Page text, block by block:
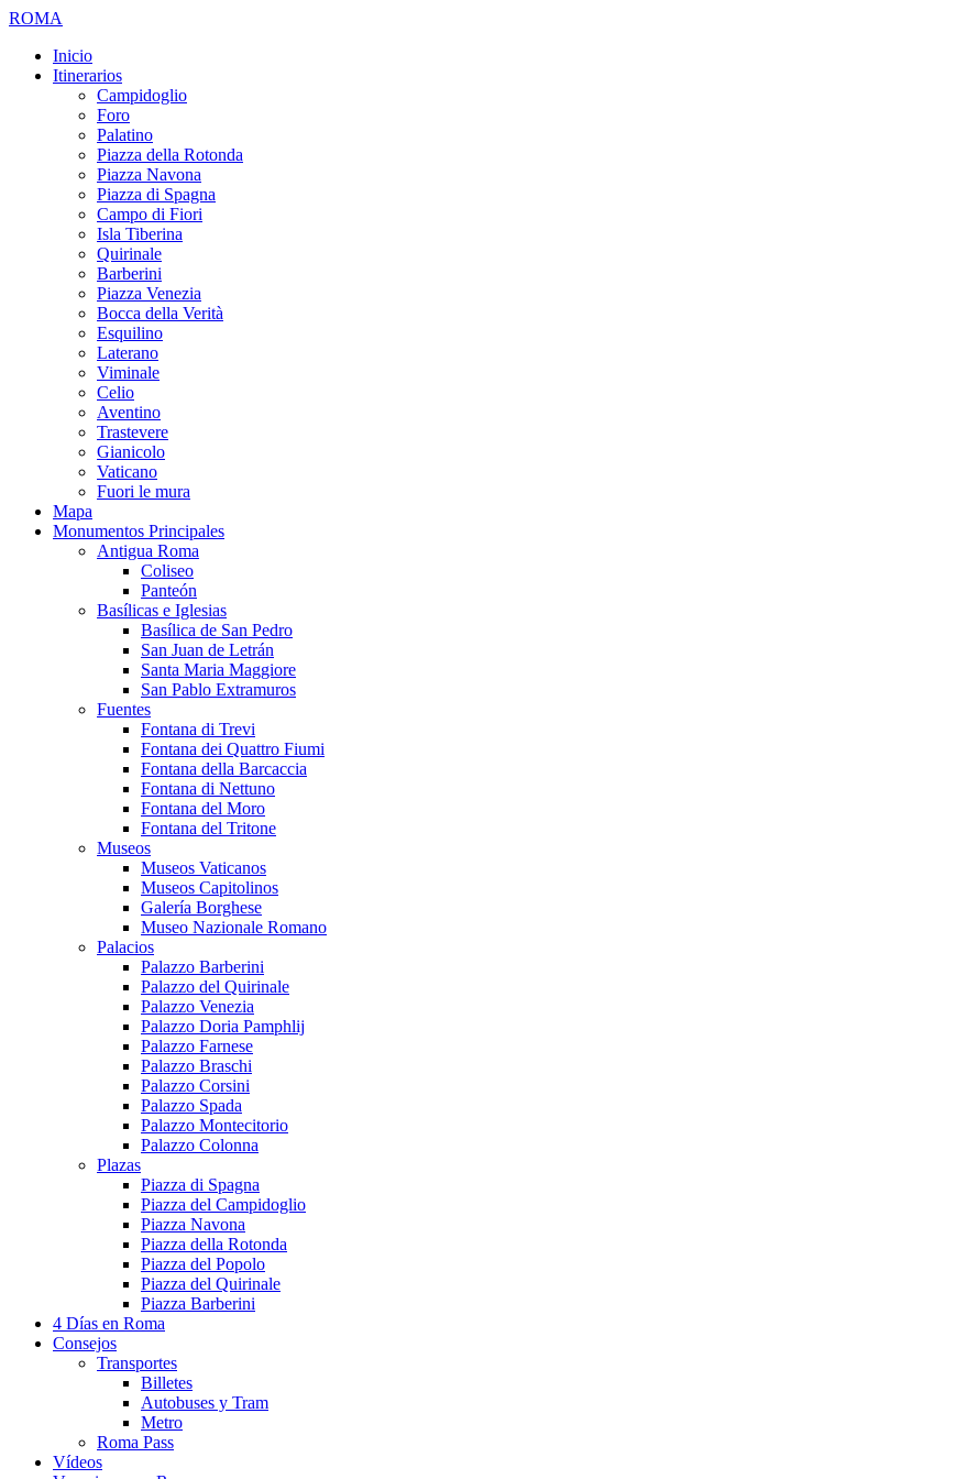
ROMA
Inicio
Itinerarios
Campidoglio
Foro
Palatino
Piazza della Rotonda
Piazza Navona
Piazza di Spagna
Campo di Fiori
Isla Tiberina
Quirinale
Barberini
Piazza Venezia
Bocca della Verità
Esquilino
Laterano
Viminale
Celio
Aventino
Trastevere
Gianicolo
Vaticano
Fuori le mura
Mapa
Monumentos Principales
Antigua Roma
Coliseo
Panteón
Basílicas e Iglesias
Basílica de San Pedro
San Juan de Letrán
Santa Maria Maggiore
San Pablo Extramuros
Fuentes
Fontana di Trevi
Fontana dei Quattro Fiumi
Fontana della Barcaccia
Fontana di Nettuno
Fontana del Moro
Fontana del Tritone
Museos
Museos Vaticanos
Museos Capitolinos
Galería Borghese
Museo Nazionale Romano
Palacios
Palazzo Barberini
Palazzo del Quirinale
Palazzo Venezia
Palazzo Doria Pamphlij
Palazzo Farnese
Palazzo Braschi
Palazzo Corsini
Palazzo Spada
Palazzo Montecitorio
Palazzo Colonna
Plazas
Piazza di Spagna
Piazza del Campidoglio
Piazza Navona
Piazza della Rotonda
Piazza del Popolo
Piazza del Quirinale
Piazza Barberini
4 Días en Roma
Consejos
Transportes
Billetes
Autobuses y Tram
Metro
Roma Pass
Vídeos